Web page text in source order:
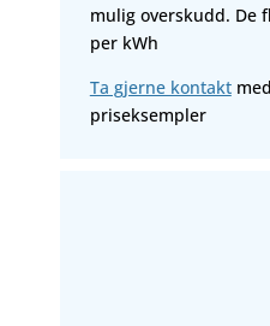
mulig overskudd. De
per kWh
Ta gjerne kontakt
priseksempler